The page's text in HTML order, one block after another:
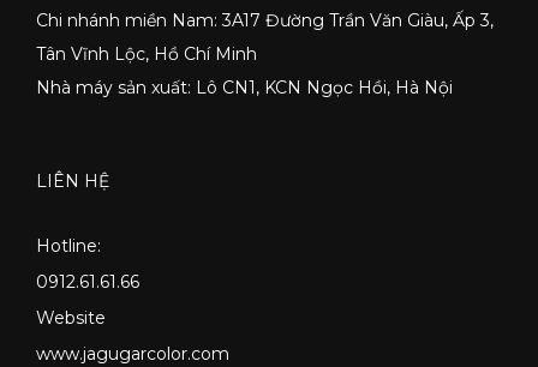
Chi nhánh miền Nam: 3A17 Đường Trần Văn Giàu, Ấp 3,
Tân Vĩnh Lộc, Hồ Chí Minh
Nhà máy sản xuất: Lô CN1, KCN Ngọc Hồi, Hà Nội
LIÊN HỆ
Hotline:
0912.61.61.66
Website
www.jagugarcolor.com